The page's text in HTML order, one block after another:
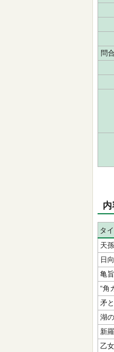
問
タ
天
日
亀
“角
矛
湖
新
乙